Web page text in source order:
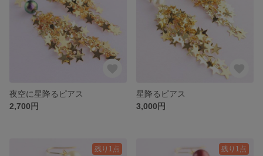
夜空に星降るピアス
2,700円
星降るピアス
3,000円
残り1点 残り1点